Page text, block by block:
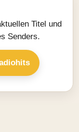
Titel und
Senders.